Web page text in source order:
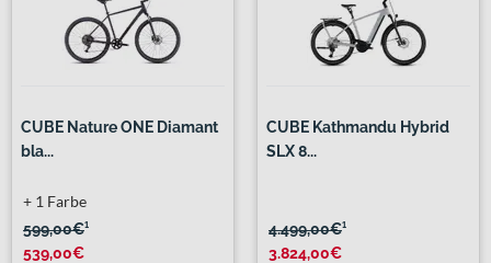
CUBE Nature ONE Diamant
bla...
599,00€¹
539,00€
+ 1 Farbe
CUBE Kathmandu Hybrid
SLX 8...
4.499,00€¹
3.824,00€